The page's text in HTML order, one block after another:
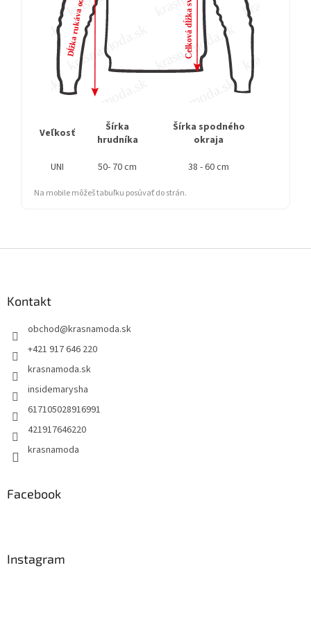
Veľkosť
Šírka
hrudníka
Šírka spodného
okraja
UNI
50- 70 cm 38 - 60 cm
Na mobile môžeš tabuľku posúvať do strán.
Kontakt
obchod@krasnamoda.sk
+421 917 646 220
krasnamoda.sk
insidemarysha
617105028916991
421917646220
krasnamoda
Facebook
Instagram